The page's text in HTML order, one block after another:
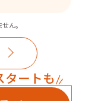
ん。
タートも